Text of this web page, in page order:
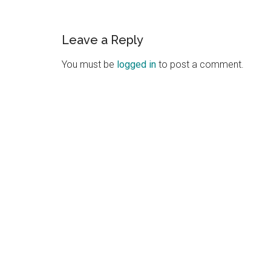
Reader
Interactions
Leave a Reply
You must be logged in to post a comment.